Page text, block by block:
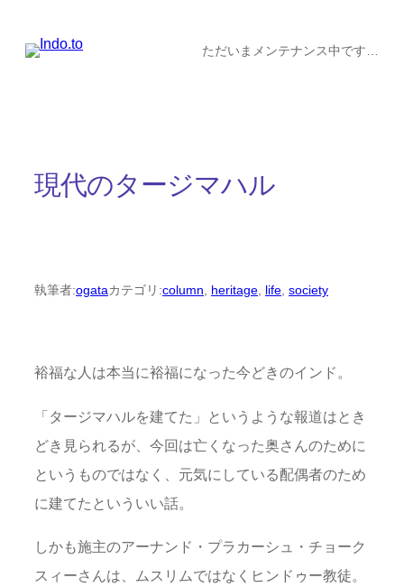
ただいまメンテナンス中です…
現代のタージマハル
執筆者:ogataカテゴリ:column heritage life society
裕福な人は本当に裕福になった今どきのインド。
「タージマハルを建てた」というような報道はとき
どき見られるが、今回は亡くなった奥さんのために
というものではなく、元気にしている配偶者のため
に建てたといういい話。
しかも施主のアーナンド・プラカーシュ・チョーク
スィーさんは、ムスリムではなくヒンドゥー教徒。